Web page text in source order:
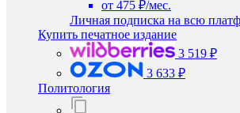
от 475 ₽/мес.
Личная подписка на всю
Купить печатное издание
3 519 ₽
3 633 ₽
Политология